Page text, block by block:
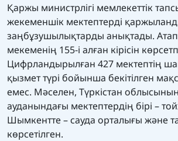
Қаржы министрлігі мемлекеттік
жекеменшік мектептерді
заңбұзушылықтарды анықтады.
мекеменің 155-і алған кірісін
Цифрландырылған 427 мектептің
қызмет түрі бойынша бекітілген
емес. Мәселен, Түркістан
ауданындағы мектептердің бірі –
Шымкентте – сауда орталығы және
көрсетілген.